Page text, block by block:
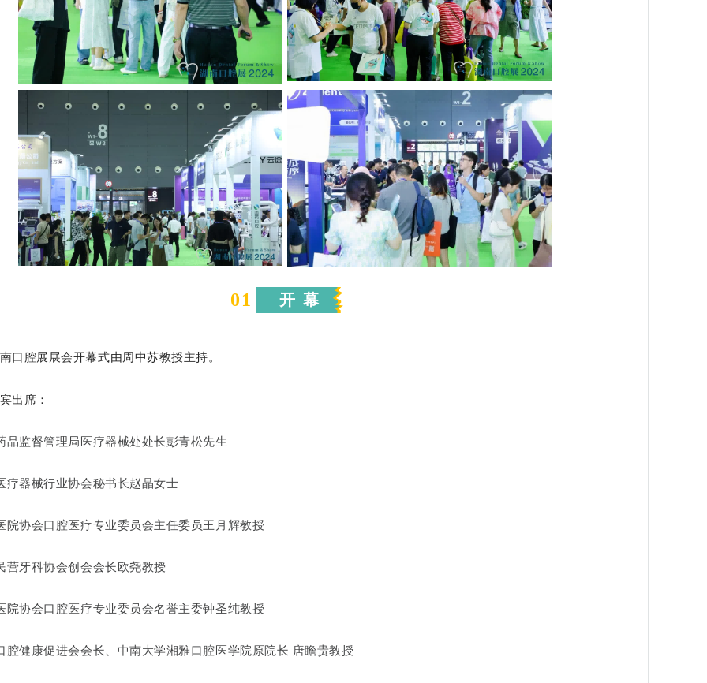
01 开 幕
口腔展展会开幕式由周中苏教授主持。
出席：
品监督管理局医疗器械处处长彭青松先生
疗器械行业协会秘书长赵晶女士
院协会口腔医疗专业委员会主任委员王月辉教授
营牙科协会创会会长欧尧教授
院协会口腔医疗专业委员会名誉主委钟圣纯教授
腔健康促进会会长、中南大学湘雅口腔医学院原院长 唐瞻贵教授